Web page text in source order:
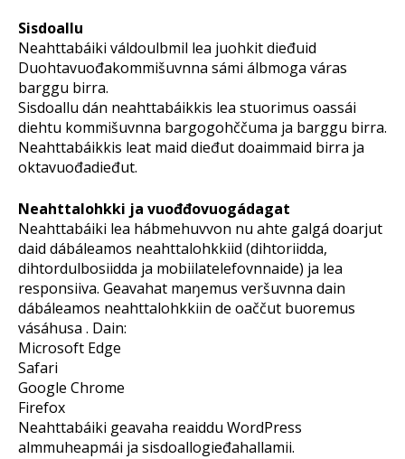
Sisdoallu
Neahttabáiki váldoulbmil lea juohkit dieđuid
Duohtavuođakommišuvnna sámi álbmoga váras
barggu birra.
Sisdoallu dán neahttabáikkis lea stuorimus oassái
diehtu kommišuvnna bargogohččuma ja barggu birra.
Neahttabáikkis leat maid dieđut doaimmaid birra ja
oktavuođadieđut.
Neahttalohkki ja vuođđovuogádagat
Neahttabáiki lea hábmehuvvon nu ahte galgá doarjut
daid dábáleamos neahttalohkkiid (dihtoriidda,
dihtordulbosiidda ja mobiilatelefovnnaide) ja lea
responsiiva. Geavahat maŋemus veršuvnna dain
dábáleamos neahttalohkkiin de oaččut buoremus
vásáhusa . Dain:
Microsoft Edge
Safari
Google Chrome
Firefox
Neahttabáiki geavaha reaiddu WordPress
almmuheapmái ja sisdoallogieđahallamii.